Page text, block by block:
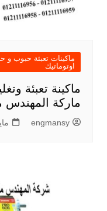
ماكينات تعبئة حبوب و
اوتوماتيك
ماركة
engmansy مايو